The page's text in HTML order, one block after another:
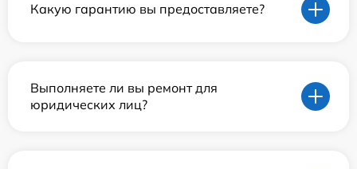
Какую гарантию вы предоставляете?
Выполняете ли вы ремонт для
юридических лиц?